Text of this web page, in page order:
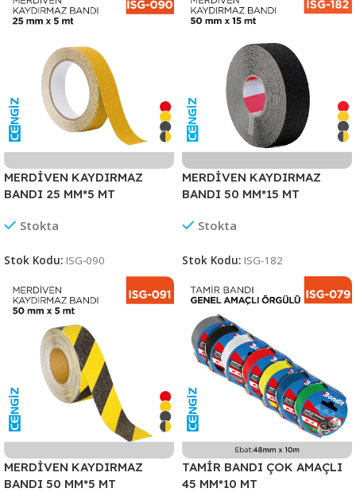
MERDİVEN KAYDIRMAZ
BANDI 25 MM*5 MT
Stokta
Stok Kodu: ISG-090
MERDİVEN KAYDIRMAZ
BANDI 50 MM*15 MT
Stokta
Stok Kodu: ISG-182
MERDİVEN KAYDIRMAZ
BANDI 50 MM*5 MT
TAMİR BANDI ÇOK AMAÇLI
45 MM*10 MT